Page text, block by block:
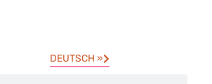
DEUTSCH »